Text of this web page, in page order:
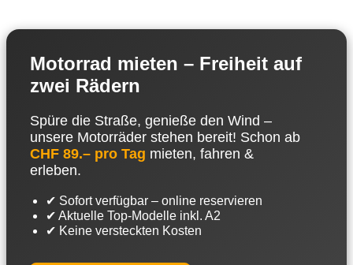
Motorrad mieten – Freiheit auf
zwei Rädern
Spüre die Straße, genieße den Wind –
unsere Motorräder stehen bereit! Schon ab
CHF 89.– pro Tag mieten, fahren &
erleben.
✔ Sofort verfügbar – online reservieren
✔ Aktuelle Top-Modelle inkl. A2
✔ Keine versteckten Kosten